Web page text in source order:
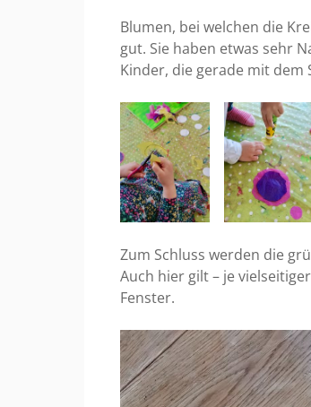
Blumen, bei welchen die
gut. Sie haben etwas sehr
Kinder, die gerade mit dem
Zum Schluss werden die
Auch hier gilt – je
Fenster.